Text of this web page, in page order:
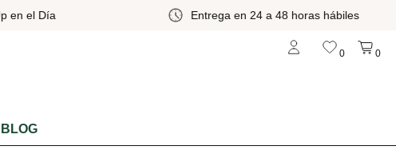
el Día Entrega en 24 a 48 horas hábiles
0 0
BLOG